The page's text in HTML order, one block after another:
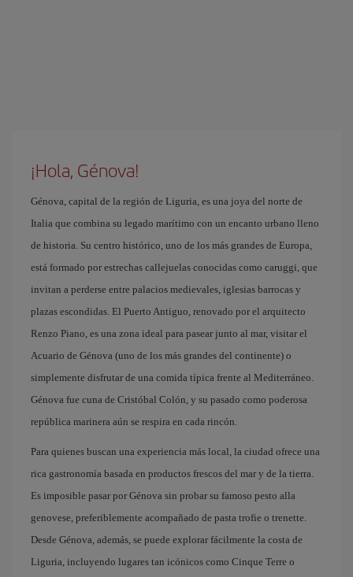
¡Hola, Génova!
Génova, capital de la región de Liguria, es una joya del norte de
Italia que combina su legado marítimo con un encanto urbano lleno
de historia. Su centro histórico, uno de los más grandes de Europa,
está formado por estrechas callejuelas conocidas como caruggi, que
invitan a perderse entre palacios medievales, iglesias barrocas y
plazas escondidas. El Puerto Antiguo, renovado por el arquitecto
Renzo Piano, es una zona ideal para pasear junto al mar, visitar el
Acuario de Génova (uno de los más grandes del continente) o
simplemente disfrutar de una comida típica frente al Mediterráneo.
Génova fue cuna de Cristóbal Colón, y su pasado como poderosa
república marinera aún se respira en cada rincón.
Para quienes buscan una experiencia más local, la ciudad ofrece una
rica gastronomía basada en productos frescos del mar y de la tierra.
Es imposible pasar por Génova sin probar su famoso pesto alla
genovese, preferiblemente acompañado de pasta trofie o trenette.
Desde Génova, además, se puede explorar fácilmente la costa de
Liguria, incluyendo lugares tan icónicos como Cinque Terre o